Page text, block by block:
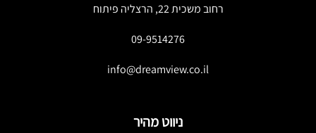
רחוב משכית 22, הרצליה פיתוח
09-9514276
info@dreamview.co.il
ניווט מהיר